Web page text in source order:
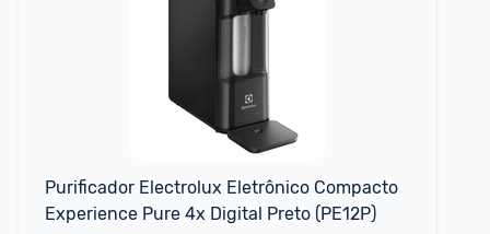
Purificador Electrolux Eletrônico Compacto
Experience Pure 4x Digital Preto (PE12P)